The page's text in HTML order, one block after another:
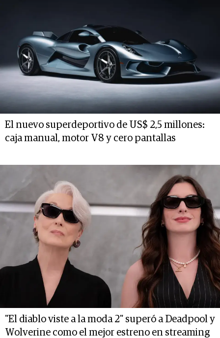
El nuevo superdeportivo de US$ 2,5 millones:
caja manual, motor V8 y cero pantallas
"El diablo viste a la moda 2" superó a Deadpool y
Wolverine como el mejor estreno en streaming